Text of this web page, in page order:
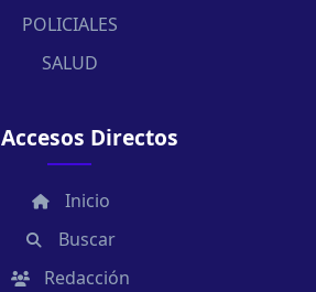
POLICIALES
SALUD
Accesos Directos
Inicio
Buscar
Redacción